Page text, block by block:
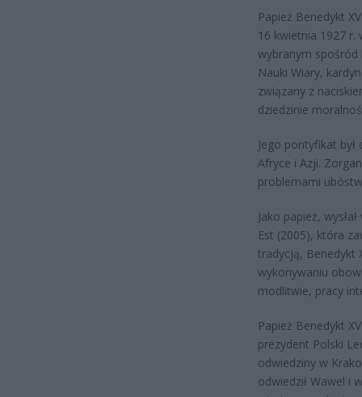
Papież Benedykt
16 kwietnia 1927
wybranym spośród
Nauki Wiary,
związany z
dziedzinie
Jego pontyfikat
Afryce i Azji.
problemami
Jako papież,
Est (2005), która
tradycją, Benedykt
wykonywaniu
modlitwie, pracy
Papież Benedykt
prezydent Polski
odwiedziny w
odwiedził Wawel i